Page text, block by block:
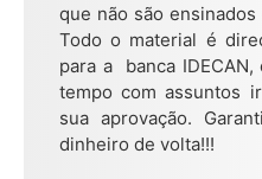
que não são
Todo o material é
para a banca
tempo com assuntos
sua aprovação.
dinheiro de volta!!!